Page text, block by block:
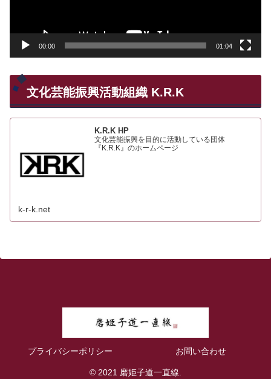
00:00 01:04
文化芸能振興活動組織 K.R.K
K.R.K HP
文化芸能振興を目的に活動している団体
『K.R.K』のホームページ
k-r-k.net
プライバシーポリシー お問い合わせ
© 2021 磨姫子道一直線.